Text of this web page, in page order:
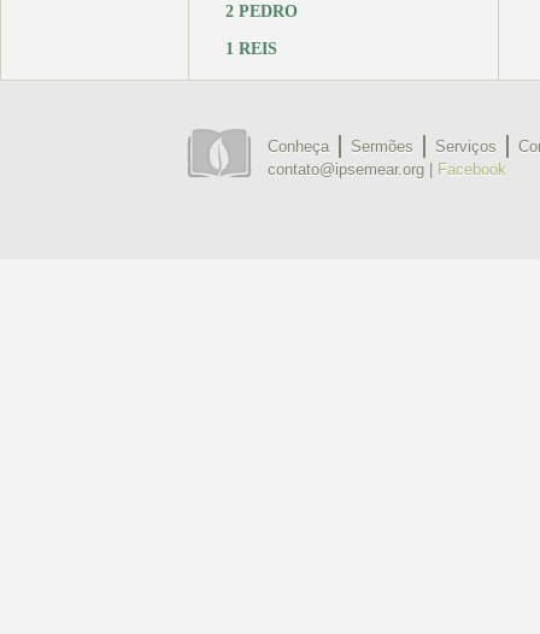
2 PEDRO
1 REIS
Conheça Sermões Serviços
contato@ipsemear.org |
Facebook